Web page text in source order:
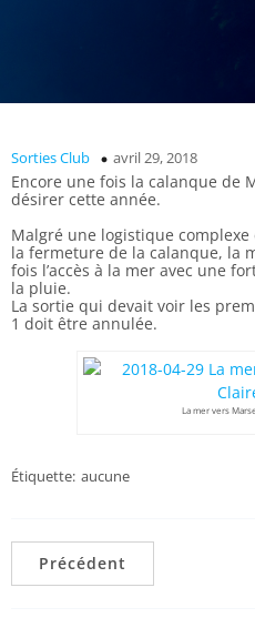
Sorties Club avril 29, 2018
Encore une fois la calanque de
désirer cette année.
Malgré une logistique complexe
la fermeture de la calanque, la
fois l’accès à la mer avec une
la pluie.
La sortie qui devait voir les
1 doit être annulée.
La mer vers
Étiquette: aucune
Précédent